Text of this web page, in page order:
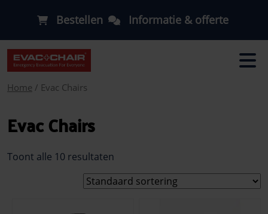
Bestellen Informatie & offerte
Home / Evac Chairs
Evac Chairs
Toont alle 10 resultaten